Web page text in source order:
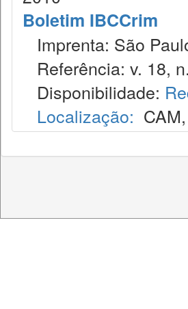
Boletim IBCCrim
Imprenta: São
Referência: v. 18,
Disponibilidade:
Localização: CAM,